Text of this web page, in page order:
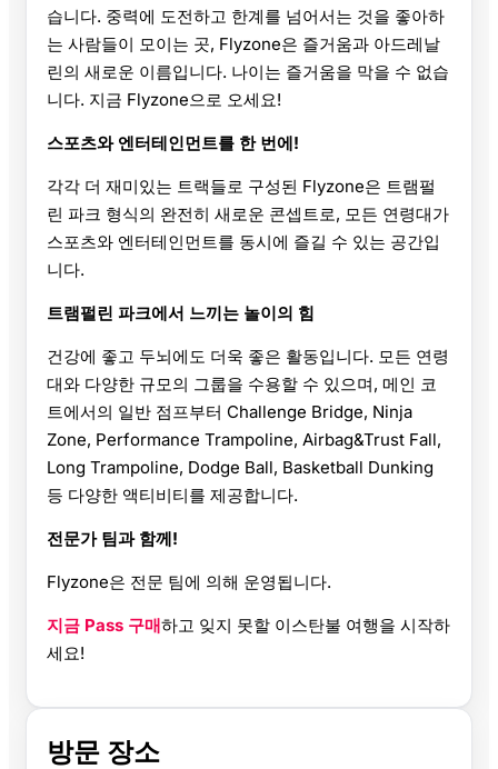
습니다. 중력에 도전하고 한계를 넘어서는 것을 좋아하
는 사람들이 모이는 곳, Flyzone은 즐거움과 아드레날
린의 새로운 이름입니다. 나이는 즐거움을 막을 수 없습
니다. 지금 Flyzone으로 오세요!
스포츠와 엔터테인먼트를 한 번에!
각각 더 재미있는 트랙들로 구성된 Flyzone은 트램펄
린 파크 형식의 완전히 새로운 콘셉트로, 모든 연령대가
스포츠와 엔터테인먼트를 동시에 즐길 수 있는 공간입
니다.
트램펄린 파크에서 느끼는 놀이의 힘
건강에 좋고 두뇌에도 더욱 좋은 활동입니다. 모든 연령
대와 다양한 규모의 그룹을 수용할 수 있으며, 메인 코
트에서의 일반 점프부터 Challenge Bridge, Ninja
Zone, Performance Trampoline, Airbag&Trust Fall,
Long Trampoline, Dodge Ball, Basketball Dunking
등 다양한 액티비티를 제공합니다.
전문가 팀과 함께!
Flyzone은 전문 팀에 의해 운영됩니다.
지금 Pass 구매하고 잊지 못할 이스탄불 여행을 시작하
세요!
방문 장소